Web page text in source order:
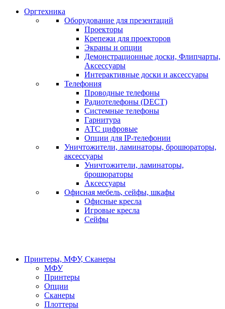
Оргтехника
Оборудование для презентаций
Проекторы
Крепежи для проекторов
Экраны и опции
Демонстрационные доски, Флипчарты,
Аксессуары
Интерактивные доски и аксессуары
Телефония
Проводные телефоны
Радиотелефоны (DECT)
Системные телефоны
Гарнитура
АТС цифровые
Опции для IP-телефонии
Уничтожители, ламинаторы, брошюраторы,
аксессуары
Уничтожители, ламинаторы,
брошюраторы
Аксессуары
Офисная мебель, сейфы, шкафы
Офисные кресла
Игровые кресла
Сейфы
Принтеры, МФУ, Сканеры
МФУ
Принтеры
Опции
Сканеры
Плоттеры